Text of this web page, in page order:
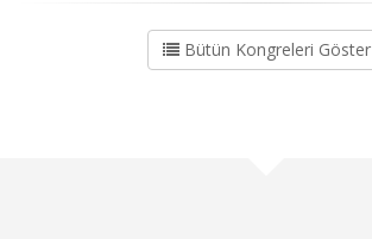
Bütün Kongreleri Göster